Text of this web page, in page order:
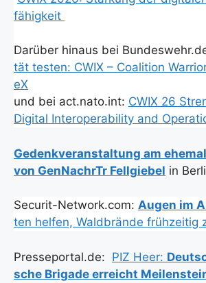
fä­hig­keit
Dar­über hin­aus bei
tät tes­ten: CWIX – Coali­ti­on
eX
und bei act.nato.int: CWIX 26
Digi­tal Inter­ope­ra­bi­li­ty and
Gedenk­ver­an­stal­tung am
von Gen­Nach­rTr Fell­gie­bel in
Securit-Network.com: Augen im
ten hel­fen, Wald­brän­de früh­zei­tig
Presseportal.de: PIZ Heer:
sche Bri­ga­de erreicht